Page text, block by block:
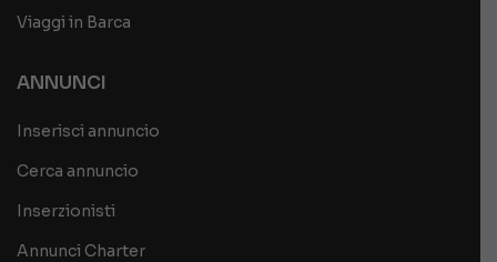
Viaggi in Barca
ANNUNCI
Inserisci annuncio
Cerca annuncio
Inserzionisti
Annunci Charter